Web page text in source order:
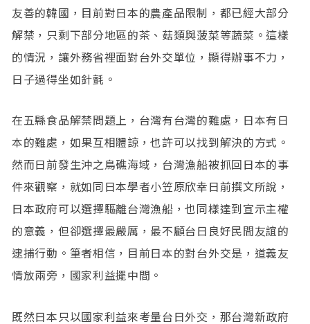
友善的韓國，目前對日本的農產品限制，都已經大部分
解禁，只剩下部分地區的茶、菇類與菠菜等蔬菜。這樣
的情況，讓外務省裡面對台外交單位，顯得辦事不力，
日子過得坐如針氈。
在五縣食品解禁問題上，台灣有台灣的難處，日本有日
本的難處，如果互相體諒，也許可以找到解決的方式。
然而日前發生沖之鳥礁海域，台灣漁船被抓回日本的事
件來觀察，就如同日本學者小笠原欣幸日前撰文所說，
日本政府可以選擇驅離台灣漁船，也同樣達到宣示主權
的意義，但卻選擇最嚴厲，最不顧台日良好民間友誼的
逮捕行動。筆者相信，目前日本的對台外交是，道義友
情放兩旁，國家利益擺中間。
既然日本只以國家利益來考量台日外交，那台灣新政府